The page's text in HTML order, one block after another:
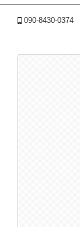
090-8430-0374